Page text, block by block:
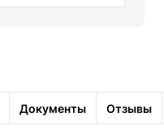
Документы Отзывы